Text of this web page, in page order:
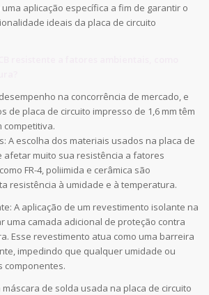
aplicação específica a fim de garantir o
ideais da placa de circuito
na concorrência de mercado, e
de placa de circuito impresso de 1,6 mm têm
competitiva.
A escolha dos materiais usados na placa de
afetar muito sua resistência a fatores
FR-4, poliimida e cerâmica são
resistência à umidade e à temperatura.
A aplicação de um revestimento isolante na
uma camada adicional de proteção contra
Esse revestimento atua como uma barreira
impedindo que qualquer umidade ou
componentes.
máscara de solda usada na placa de circuito